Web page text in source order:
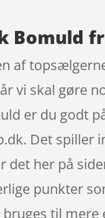
af
vi skal gøre
er du godt
Det
her på
punkter
til